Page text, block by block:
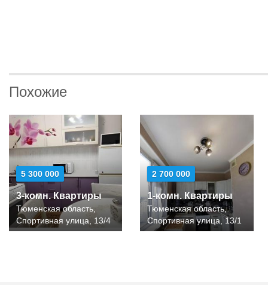
Похожие
5 300 000
3-комн. Квартиры
Тюменская область,
Спортивная улица, 13/4
2 700 000
1-комн. Квартиры
Тюменская область,
Спортивная улица, 13/1